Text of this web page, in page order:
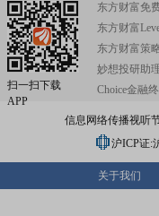
扫一扫下载
APP
东方财富免
东方财富
东方财富策
妙想投研助
Choice金融
信息网络传播视听
沪ICP证:
关于我们